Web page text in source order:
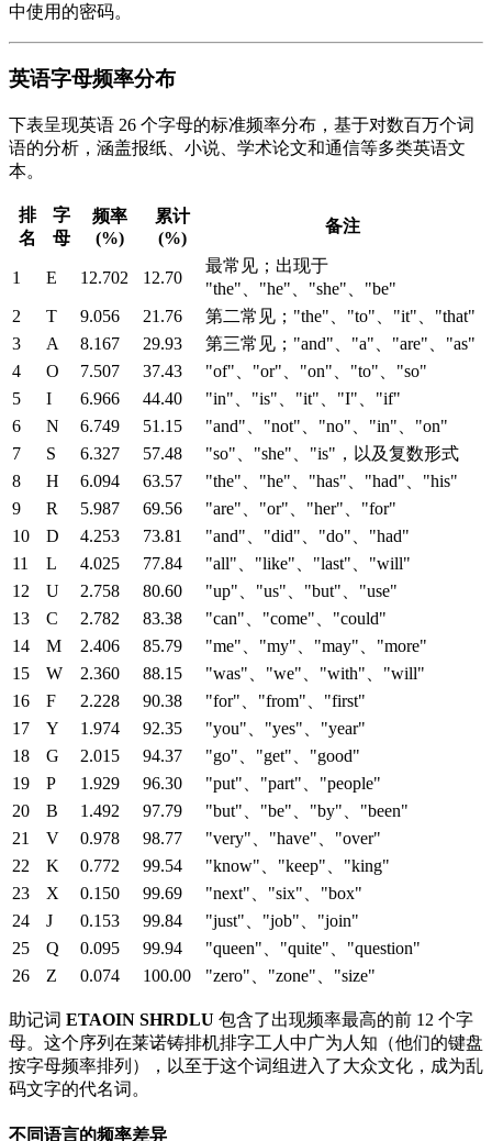
中使用的密码。
英语字母频率分布
下表呈现英语 26 个字母的标准频率分布，基于对数百万个词
语的分析，涵盖报纸、小说、学术论文和通信等多类英语文
本。
排
名
字
母
频率
(%)
累计
(%)
备注
1 E 12.702 12.70
最常见；出现于
"the"、"he"、"she"、"be"
2
T 9.056 21.76
第二常见；"the"、"to"、"it"、"that"
3
A 8.167 29.93
第三常见；"and"、"a"、"are"、"as"
4
O 7.507 37.43
"of"、"or"、"on"、"to"、"so"
5
I 6.966 44.40
"in"、"is"、"it"、"I"、"if"
6
N 6.749 51.15
"and"、"not"、"no"、"in"、"on"
7
S 6.327 57.48
"so"、"she"、"is"，以及复数形式
8
H 6.094 63.57
"the"、"he"、"has"、"had"、"his"
9
R 5.987 69.56
"are"、"or"、"her"、"for"
10
D 4.253 73.81
"and"、"did"、"do"、"had"
11
L 4.025 77.84
"all"、"like"、"last"、"will"
12
U 2.758 80.60
"up"、"us"、"but"、"use"
13
C 2.782 83.38
"can"、"come"、"could"
14
M 2.406 85.79
"me"、"my"、"may"、"more"
15
W 2.360 88.15
"was"、"we"、"with"、"will"
16
F 2.228 90.38
"for"、"from"、"first"
17
Y 1.974 92.35
"you"、"yes"、"year"
18
G 2.015 94.37
"go"、"get"、"good"
19
P 1.929 96.30
"put"、"part"、"people"
20
B 1.492 97.79
"but"、"be"、"by"、"been"
21
V 0.978 98.77
"very"、"have"、"over"
22
K 0.772 99.54
"know"、"keep"、"king"
23
X 0.150 99.69
"next"、"six"、"box"
24
J 0.153 99.84
"just"、"job"、"join"
25
Q 0.095 99.94
"queen"、"quite"、"question"
26
Z 0.074 100.00 "zero"、"zone"、"size"
助记词 ETAOIN SHRDLU 包含了出现频率最高的前 12 个字
母。这个序列在莱诺铸排机排字工人中广为人知（他们的键盘
按字母频率排列），以至于这个词组进入了大众文化，成为乱
码文字的代名词。
不同语言的频率差异